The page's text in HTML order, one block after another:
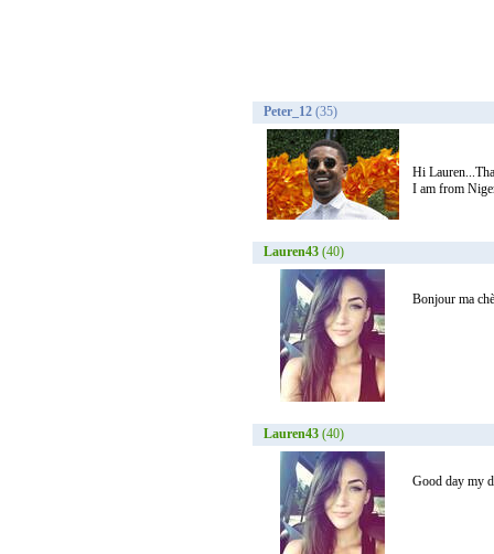
Peter_12 (35)
Hi
I am from
Lauren43 (40)
Bonjour ma
Lauren43 (40)
Good day my